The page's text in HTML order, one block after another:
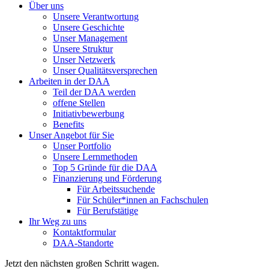
Über uns
Unsere Verantwortung
Unsere Geschichte
Unser Management
Unsere Struktur
Unser Netzwerk
Unser Qualitätsversprechen
Arbeiten in der DAA
Teil der DAA werden
offene Stellen
Initiativbewerbung
Benefits
Unser Angebot für Sie
Unser Portfolio
Unsere Lernmethoden
Top 5 Gründe für die DAA
Finanzierung und Förderung
Für Arbeitssuchende
Für Schüler*innen an Fachschulen
Für Berufstätige
Ihr Weg zu uns
Kontaktformular
DAA-Standorte
Jetzt den nächsten großen Schritt wagen.